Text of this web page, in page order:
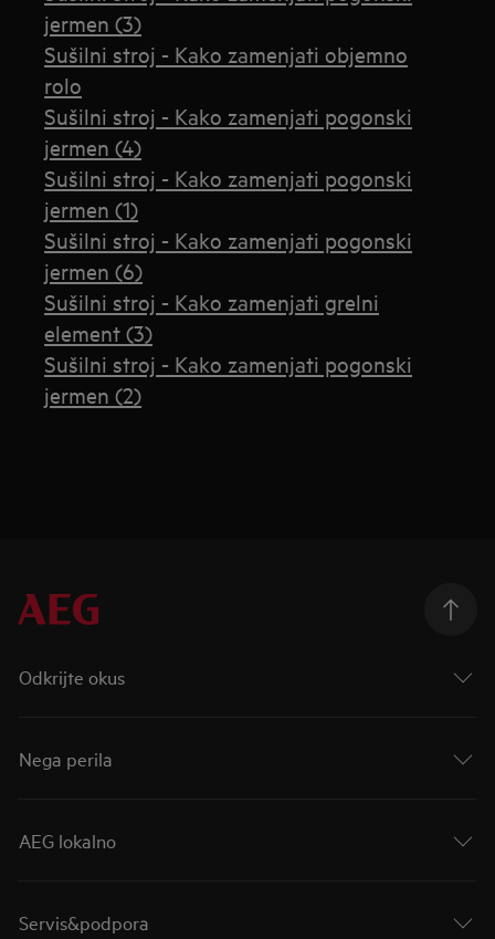
jermen (3)
Sušilni stroj - Kako zamenjati objemno
rolo
Sušilni stroj - Kako zamenjati pogonski
jermen (4)
Sušilni stroj - Kako zamenjati pogonski
jermen (1)
Sušilni stroj - Kako zamenjati pogonski
jermen (6)
Sušilni stroj - Kako zamenjati grelni
element (3)
Sušilni stroj - Kako zamenjati pogonski
jermen (2)
Odkrijte okus
Nega perila
AEG lokalno
Servis&podpora